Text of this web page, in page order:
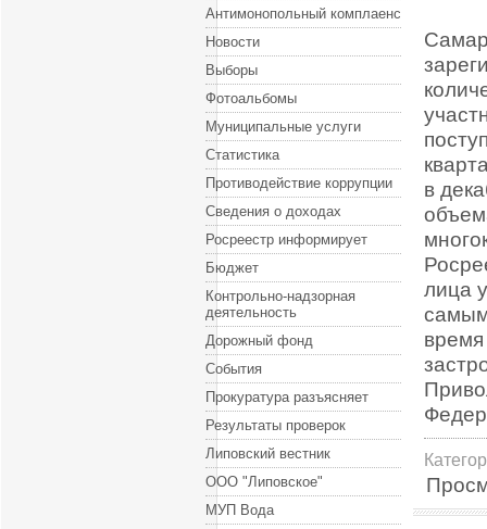
Антимонопольный комплаенс
Новости
Выборы
Фотоальбомы
Муниципальные услуги
Статистика
Противодействие коррупции
Сведения о доходах
Росреестр информирует
Бюджет
Контрольно-надзорная
деятельность
Дорожный фонд
События
Прокуратура разъясняет
Результаты проверок
Липовский вестник
ООО "Липовское"
МУП Вода
в
лица